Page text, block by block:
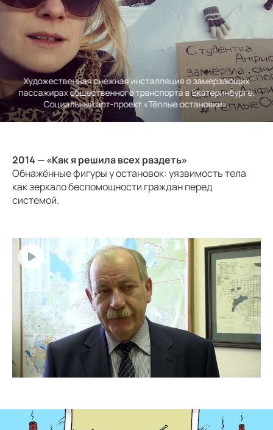
о замерзающих
в Екатеринбурге.
Документация уличной акции
Снежный объект с
ожидании
2014 — «Как я решила всех раздеть»
Обнажённые фигуры у остановок: уязвимость тела
как зеркало беспомощности граждан перед
системой.